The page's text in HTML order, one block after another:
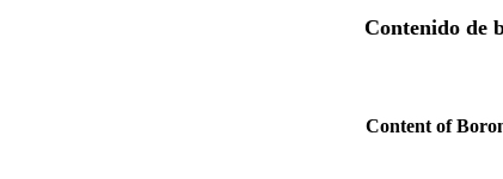
Contenido de
Content of